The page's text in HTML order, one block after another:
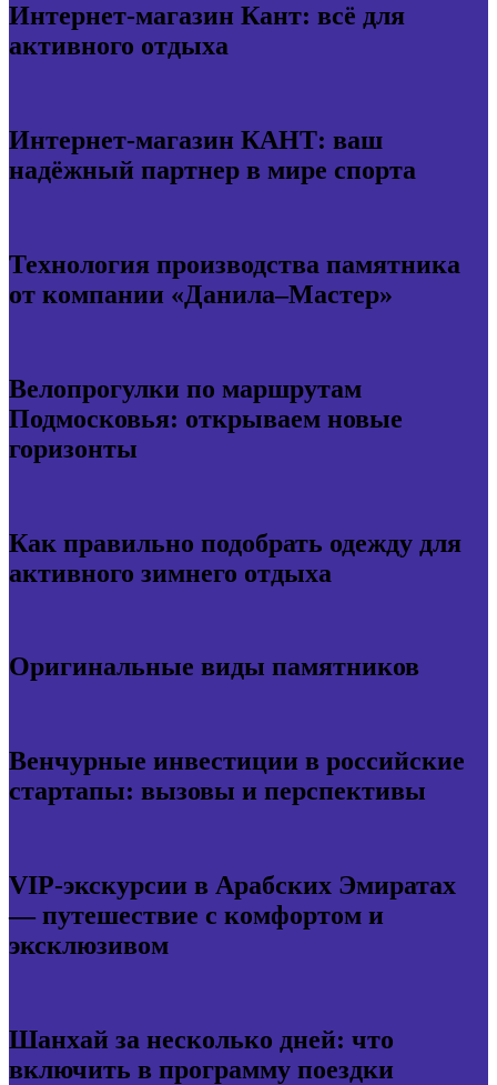
Интернет-магазин Кант: всё для
активного отдыха
Интернет-магазин КАНТ: ваш
надёжный партнер в мире спорта
Технология производства памятника
от компании «Данила–Мастер»
Велопрогулки по маршрутам
Подмосковья: открываем новые
горизонты
Как правильно подобрать одежду для
активного зимнего отдыха
Оригинальные виды памятников
Венчурные инвестиции в российские
стартапы: вызовы и перспективы
VIP-экскурсии в Арабских Эмиратах
— путешествие с комфортом и
эксклюзивом
Шанхай за несколько дней: что
включить в программу поездки